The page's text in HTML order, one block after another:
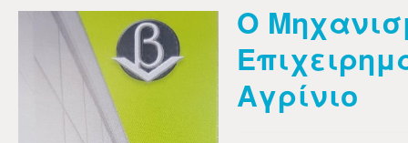
Ο
Αγρίνιο